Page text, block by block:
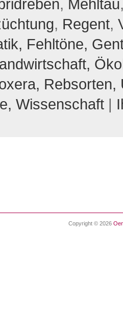
, Mehltau
, Regent,
Fehltöne,
Rebsorten,
Wissenschaft|
Copyright © 2026